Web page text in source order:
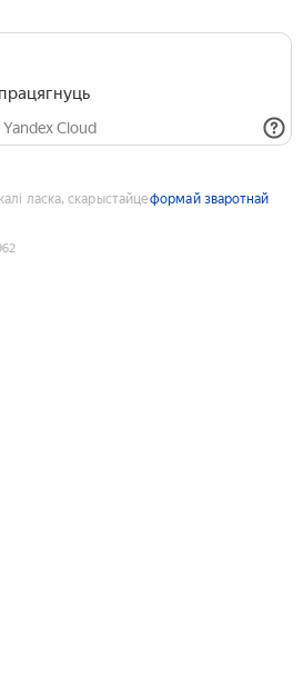
Cloud
ласка, скарыстайцеформай зваротнай